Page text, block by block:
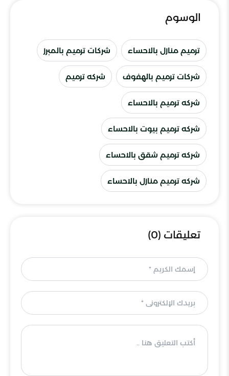
الوسوم
ترميم منازل بالاحساء شركات ترميم بالمبرز
شركات ترميم بالهفوف شركه ترميم
شركه ترميم بالاحساء
شركه ترميم بيوت بالاحساء
شركه ترميم شقق بالاحساء
شركه ترميم منازل بالاحساء
تعليقات (0)